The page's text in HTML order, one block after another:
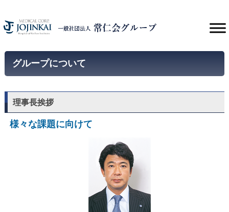
グループについて
理事長挨拶
様々な課題に向けて